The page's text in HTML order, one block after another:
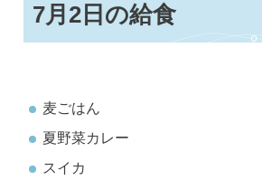
7月2日の給食
麦ごはん
夏野菜カレー
スイカ